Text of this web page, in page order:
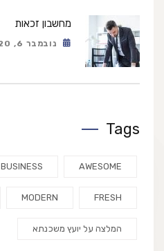
מחשבון זכאות
נובמבר 6, 2020
Tags
AWESOME
BUSINESS
FRESH
MODERN
המלצה על יועץ משכנתא